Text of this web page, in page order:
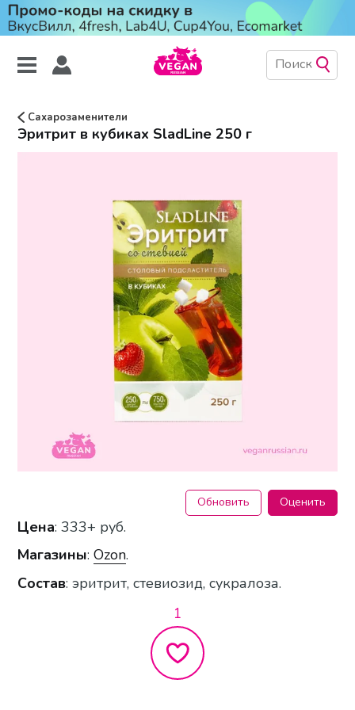
Сахарозаменители
Эритрит в кубиках SladLine 250 г
Обновить Оценить
Цена: 333+ руб.
Магазины:Ozon.
Состав: эритрит, стевиозид, сукралоза.
1